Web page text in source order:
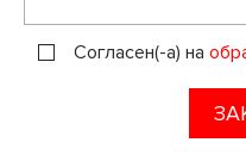
Согласен(-а) на